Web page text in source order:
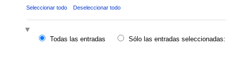
Seleccionar todo Deseleccionar todo
Todas las entradas
Sólo las entradas seleccionadas: